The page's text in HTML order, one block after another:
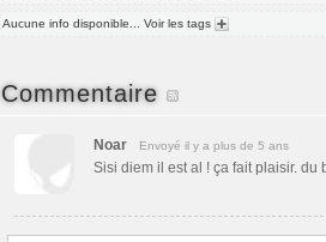
Aucune info disponible... Voir les tags
Commentaire
Noar Envoyé il y a plus de 5 ans
Sisi diem il est al ! ça fait plaisir. du